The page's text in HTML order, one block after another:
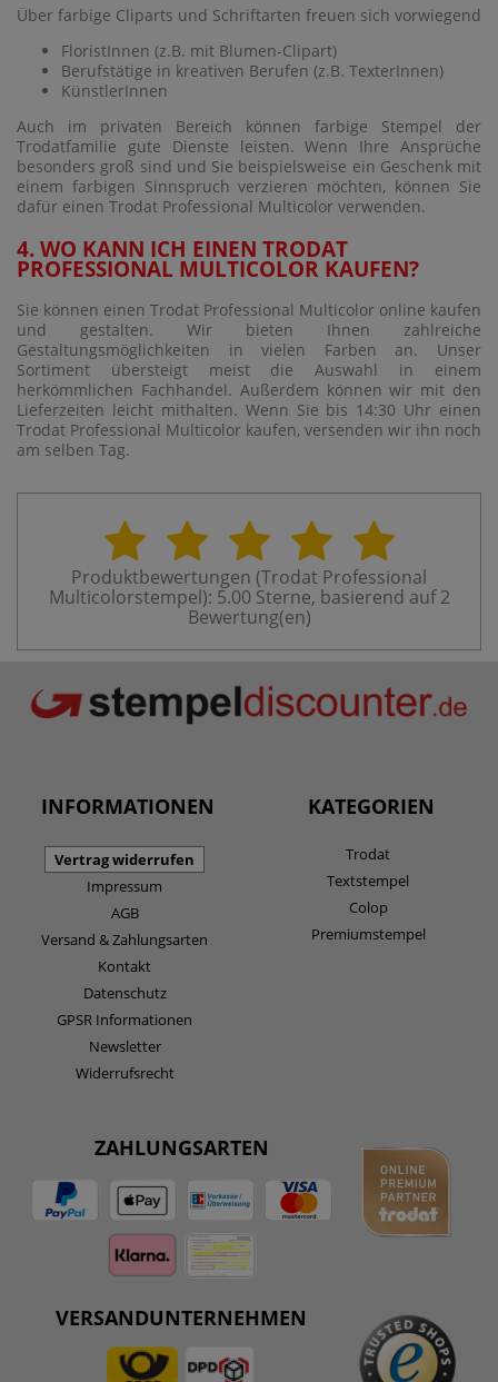
Über farbige Cliparts und Schriftarten freuen sich vorwiegend
FloristInnen (z.B. mit Blumen-Clipart)
Berufstätige in kreativen Berufen (z.B. TexterInnen)
KünstlerInnen
Auch im privaten Bereich können farbige Stempel der
Trodatfamilie gute Dienste leisten. Wenn Ihre Ansprüche
besonders groß sind und Sie beispielsweise ein Geschenk mit
einem farbigen Sinnspruch verzieren möchten, können Sie
dafür einen Trodat Professional Multicolor verwenden.
4. WO KANN ICH EINEN TRODAT
PROFESSIONAL MULTICOLOR KAUFEN?
Sie können einen Trodat Professional Multicolor online kaufen
und gestalten. Wir bieten Ihnen zahlreiche
Gestaltungsmöglichkeiten in vielen Farben an. Unser
Sortiment übersteigt meist die Auswahl in einem
herkömmlichen Fachhandel. Außerdem können wir mit den
Lieferzeiten leicht mithalten. Wenn Sie bis 14:30 Uhr einen
Trodat Professional Multicolor kaufen, versenden wir ihn noch
am selben Tag.
Produktbewertungen (Trodat Professional
Multicolorstempel): 5.00 Sterne, basierend auf2
Bewertung(en)
INFORMATIONEN
Vertrag widerrufen
Impressum
AGB
Versand & Zahlungsarten
Kontakt
Datenschutz
GPSR Informationen
Newsletter
Widerrufsrecht
KATEGORIEN
Trodat
Textstempel
Colop
Premiumstempel
ZAHLUNGSARTEN
VERSANDUNTERNEHMEN